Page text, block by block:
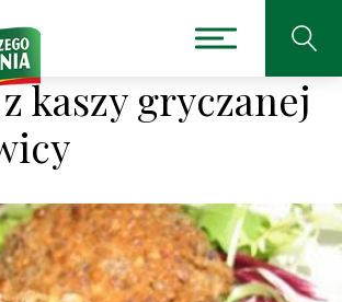
kaszy gryczanej